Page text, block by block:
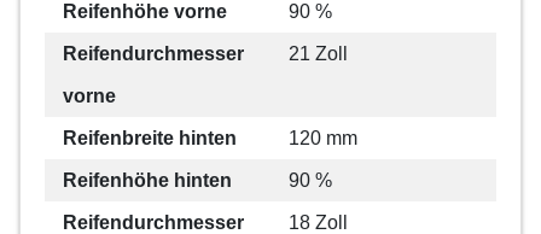
Reifenhöhe vorne 90 %
Reifendurchmesser
vorne
21 Zoll
Reifenbreite hinten 120 mm
Reifenhöhe hinten 90 %
Reifendurchmesser 18 Zoll